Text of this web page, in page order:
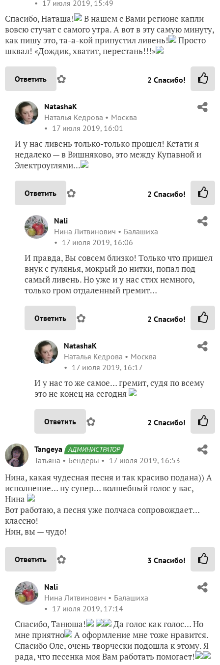
17 июля 2019, 15:49
Спасибо, Наташа!
В нашем с Вами регионе капли
вовсю стучат с самого утра. А вот в эту самую минуту,
как пишу это, та-а-кой припустил ливень!
Просто
шквал! «Дождик, хватит, перестань!!!»
Ответить ✿ 2 Спасибо!
NatashaK
Наталья Кедрова
Москва
17 июля 2019, 16:01
И у нас ливень только-только прошел! Кстати я
недалеко — в Вишняково, это между Купавной и
Электроуглями...
Ответить ✿ 2 Спасибо!
Nali
Нина Литвинович
Балашиха
17 июля 2019, 16:06
И правда, Вы совсем близко! Только что пришел
внук с гулянья, мокрый до нитки, попал под
самый ливень. Но уже и у нас стих немного,
только гром отдаленный гремит…
Ответить ✿ 2 Спасибо!
NatashaK
Наталья Кедрова
Москва
17 июля 2019, 16:17
И у нас то же самое… гремит, судя по всему
это не конец на сегодня
Ответить ✿ 2 Спасибо!
Tangeya АДМИНИСТРАТОР
Татьяна Бендеры 17 июля 2019, 16:53
Нина, какая чудесная песня и так красиво подана)) А
исполнение… ну супер… волшебный голос у вас,
Нина
Вот работаю, а песня уже полчаса сопровождает…
классно!
Нин, вы — чудо!
Ответить ✿ 3 Спасибо!
Nali
Нина Литвинович
Балашиха
17 июля 2019, 17:14
Спасибо, Танюша!
Да голос как голос… Но
мне приятно
А оформление мне тоже нравится.
Спасибо Оле, очень творчески подошла к этому. Я
рада, что песенка моя Вам работать помогает!